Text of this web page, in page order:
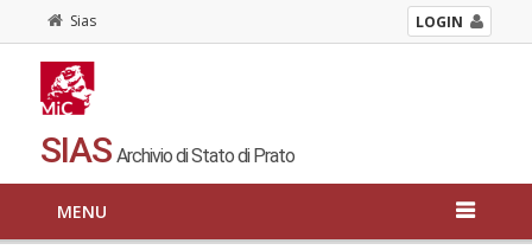
Sias LOGIN
SIAS Archivio di Stato di Prato
MENU